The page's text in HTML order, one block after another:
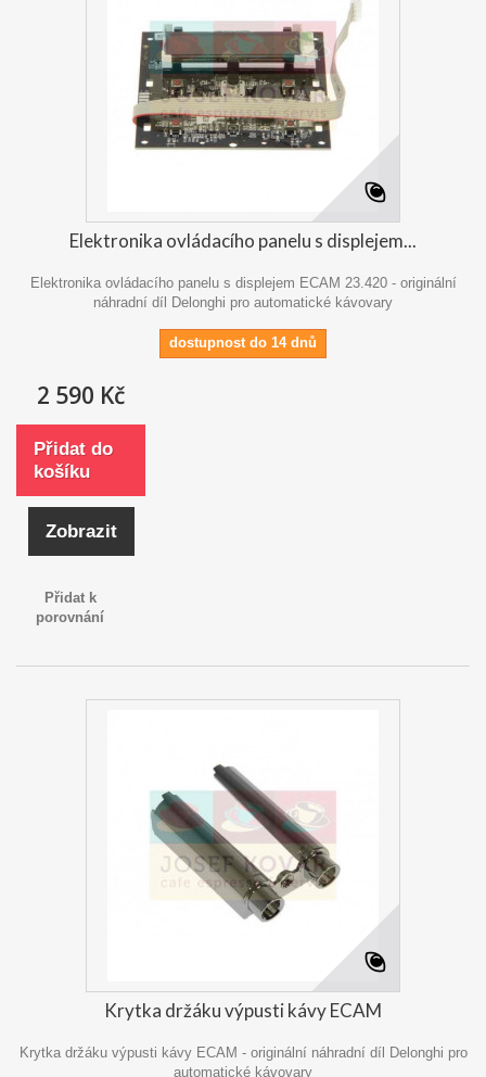
Elektronika ovládacího panelu s displejem...
Elektronika ovládacího panelu s displejem ECAM 23.420 - originální
náhradní díl Delonghi pro automatické kávovary
dostupnost do 14 dnů
2 590 Kč
Přidat do
košíku
Zobrazit
Přidat k
porovnání
Krytka držáku výpusti kávy ECAM
Krytka držáku výpusti kávy ECAM - originální náhradní díl Delonghi pro
automatické kávovary